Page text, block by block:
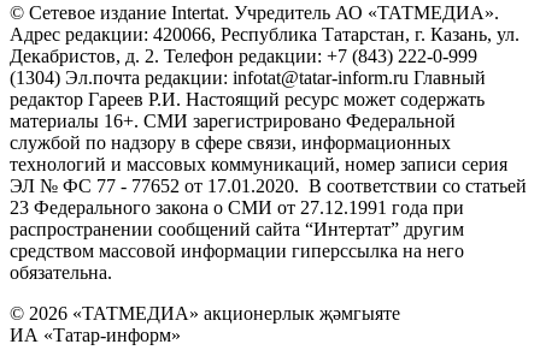
© Сетевое издание Intertat. Учредитель АО «ТАТМЕДИА».
Адрес редакции: 420066, Республика Татарстан, г. Казань, ул.
Декабристов, д. 2. Телефон редакции: +7 (843) 222-0-999
(1304) Эл.почта редакции: infotat@tatar-inform.ru Главный
редактор Гареев Р.И. Настоящий ресурс может содержать
материалы 16+. СМИ зарегистрировано Федеральной
службой по надзору в сфере связи, информационных
технологий и массовых коммуникаций, номер записи серия
ЭЛ № ФС 77 - 77652 от 17.01.2020. В соответствии со статьей
23 Федерального закона о СМИ от 27.12.1991 года при
распространении сообщений сайта “Интертат” другим
средством массовой информации гиперссылка на него
обязательна.
© 2026 «ТАТМЕДИА» акционерлык җәмгыяте
ИА «Татар-информ»